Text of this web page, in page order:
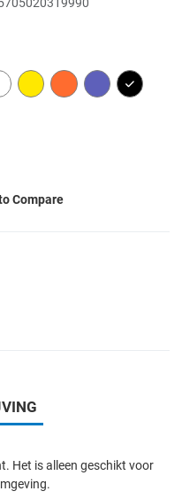
WHITE YELLOW ORANGE PURPLEBLACK
Compare
Het is alleen geschikt voor